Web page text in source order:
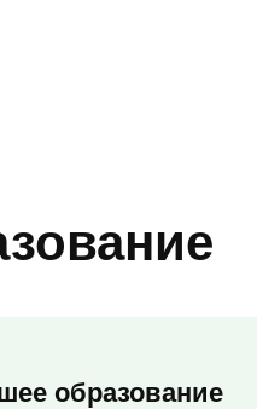
образование